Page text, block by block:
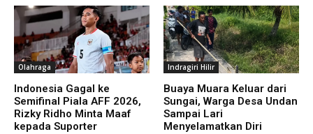
Olahraga
Indonesia Gagal ke
Semifinal Piala AFF 2026,
Rizky Ridho Minta Maaf
kepada Suporter
Indragiri Hilir
Buaya Muara Keluar dari
Sungai, Warga Desa Undan
Sampai Lari
Menyelamatkan Diri